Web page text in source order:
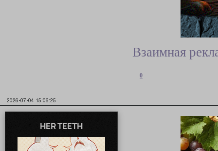
Взаимная
0
2026-07-04 15:06:25
HER TEETH